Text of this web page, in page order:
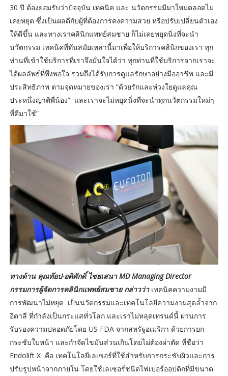
30 ปี ต้องยอมรับว่าปัจจุบัน เทคนิค และ นวัตกรรมมีมาใหม่ตลอดไม่
เคยหยุด ซึ่งเป็นผลดีกับผู้ที่ต้องการคงความสวย หรือปรับเปลี่ยนตัวเอง
ให้ดีขึ้น และทางเราคลินิกแพทย์สมชาย ก็ไม่เคยหยุดนิ่งที่จะนำ
นวัตกรรม เทคนิคที่ทันสมัยเหล่านี้มาเพื่อให้บริการคลินิกของเรา ทุก
ท่านที่เข้าใช้บริการที่เราจึงมั่นใจได้ว่า ทุกท่านที่ใช้บริการจากเราจะ
ได้ผลลัพธ์ที่พึงพอใจ รวมถึงได้รับการดูแลรักษาอย่างมืออาชีพ และมี
ประสิทธิภาพ ตามจุดหมายของเรา “ด้วยรักและห่วงใยดูแลคุณ
ประหนึ่งญาติพี่น้อง” และเราจะไม่หยุดนิ่งที่จะนำทุกนวัตกรรมใหม่ๆ
ที่ดีมาใช้”
ทางด้าน คุณท๊อป-อดิศักดิ์ ไชยเสนา MD Managing Director
กรรมการผู้จัดการคลินิกแพทย์สมชาย กล่าวว่าเทคนิคความงามมี
การพัฒนาไม่หยุด เป็นนวัตกรรมและเทคโนโลยีความงามสุดล้ำจาก
อิตาลี ที่กำลังเป็นกระแสทั่วโลก และเราไม่หลุดเทรนด์นี้ ผ่านการ
รับรองความปลอดภัยโดย US FDA จากสหรัฐอเมริกา ด้วยการยก
กระชับใบหน้า และกำจัดไขมันส่วนเกินโดยไม่ต้องผ่าตัด ที่ชื่อว่า
Endolift X คือ เทคโนโลยีเลเซอร์ที่ใช้สำหรับการกระชับผิวและการ
ปรับรูปหน้าจากภายใน โดยใช้เลเซอร์ชนิดไฟเบอร์ออปติกที่มีขนาด